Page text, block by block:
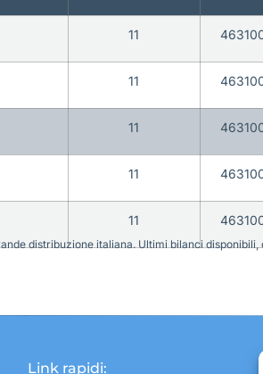
11
11
11
11
11
distribuzione italiana. Ultimi bilanci disponibili,
Link rapidi: